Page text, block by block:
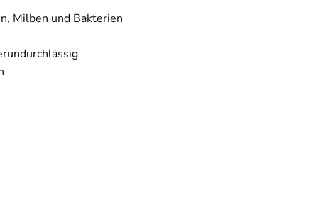
Milben und Bakterien